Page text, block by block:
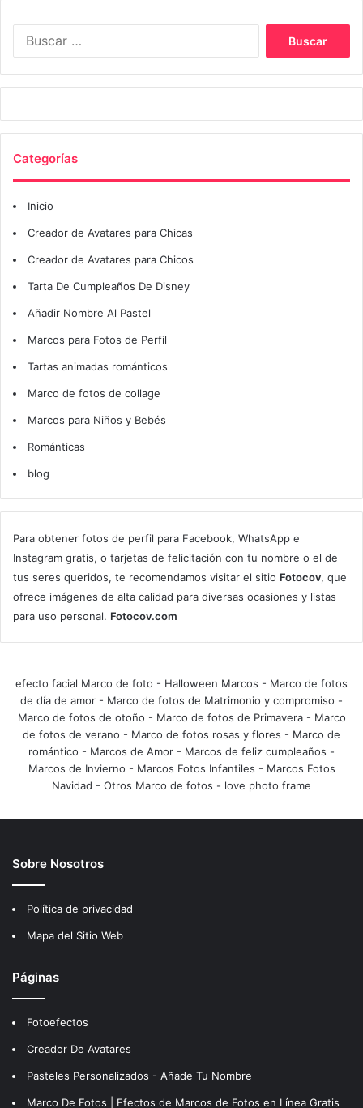
Categorías
Inicio
Creador de Avatares para Chicas
Creador de Avatares para Chicos
Tarta De Cumpleaños De Disney
Añadir Nombre Al Pastel
Marcos para Fotos de Perfil
Tartas animadas románticos
Marco de fotos de collage
Marcos para Niños y Bebés
Románticas
blog
Para obtener fotos de perfil para Facebook, WhatsApp e
Instagram gratis, o tarjetas de felicitación con tu nombre o el de
tus seres queridos, te recomendamos visitar el sitio Fotocov, que
ofrece imágenes de alta calidad para diversas ocasiones y listas
para uso personal. Fotocov.com
efecto facial Marco de foto - Halloween Marcos - Marco de fotos
de día de amor - Marco de fotos de Matrimonio y compromiso -
Marco de fotos de otoño - Marco de fotos de Primavera- Marco
de fotos de verano - Marco de fotos rosas y flores - Marco de
romántico - Marcos de Amor - Marcos de feliz cumpleaños -
Marcos de Invierno - Marcos Fotos Infantiles - Marcos Fotos
Navidad - Otros Marco de fotos - love photo frame
Sobre Nosotros
Política de privacidad
Mapa del Sitio Web
Páginas
Fotoefectos
Creador De Avatares
Pasteles Personalizados - Añade Tu Nombre
Marco De Fotos | Efectos de Marcos de Fotos en Línea Gratis